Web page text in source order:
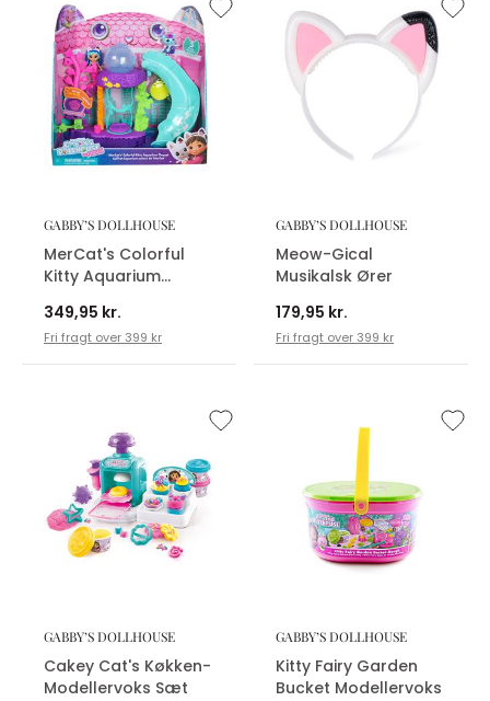
GABBY’S DOLLHOUSE
MerCat's Colorful
Kitty Aquarium
349,95 kr.
Fri fragt over 399 kr
GABBY’S DOLLHOUSE
Meow-Gical
Musikalsk Ører
179,95 kr.
Fri fragt over 399 kr
GABBY’S DOLLHOUSE
Cakey Cat's Køkken-
Modellervoks Sæt
GABBY’S DOLLHOUSE
Kitty Fairy Garden
Bucket Modellervoks